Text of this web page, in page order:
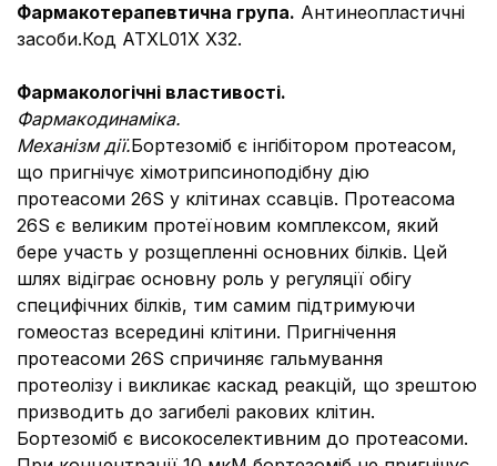
Фармакотерапевтична група. Антинеопластичні
засоби.Код АТХL01X X32.
Фармакологічні властивості.
Фармакодинаміка.
Механізм дії.Бортезоміб є інгібітором протеасом,
що пригнічує хімотрипсиноподібну дію
протеасоми 26S у клітинах ссавців. Протеасома
26S є великим протеїновим комплексом, який
бере участь у розщепленні основних білків. Цей
шлях відіграє основну роль у регуляції обігу
специфічних білків, тим самим підтримуючи
гомеостаз всередині клітини. Пригнічення
протеасоми 26S спричиняє гальмування
протеолізу і викликає каскад реакцій, що зрештою
призводить до загибелі ракових клітин.
Бортезоміб є високоселективним до протеасоми.